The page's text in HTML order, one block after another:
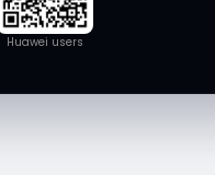
Huawei users